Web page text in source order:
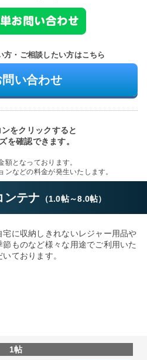
方・ご相談したい方はこちら
問い合わせ
をクリックすると
を確認できます。
となっております。
などの料金が発生いたします。
ンテナ （1.0帖～8.0帖）
宅に収納しきれないレジャー用品や
節ものなど様々な用途でご利用いた
いております。
1帖